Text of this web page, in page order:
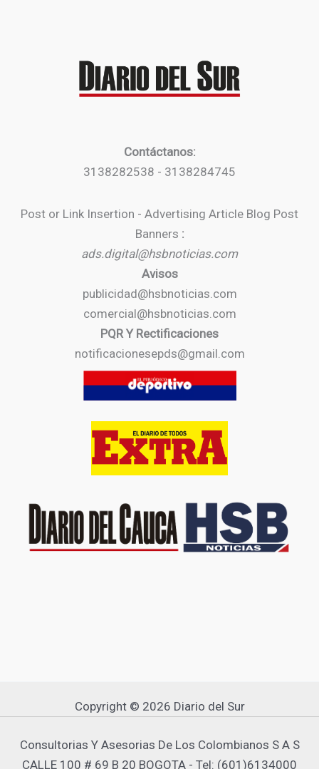
Contáctanos:
3138282538 - 3138284745
Post or Link Insertion - Advertising Article Blog Post
Banners :
ads.digital@hsbnoticias.com
Avisos
publicidad@hsbnoticias.com
comercial@hsbnoticias.com
PQR Y Rectificaciones
notificacionesepds@gmail.com
Copyright © 2026 Diario del Sur
Consultorias Y Asesorias De Los Colombianos S A S
CALLE 100 # 69 B 20 BOGOTA - Tel: (601)6134000